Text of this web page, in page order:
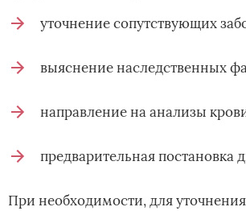
уточнение сопутствующих
выяснение наследственных
направление на анализы
предварительная постановка
При необходимости, для